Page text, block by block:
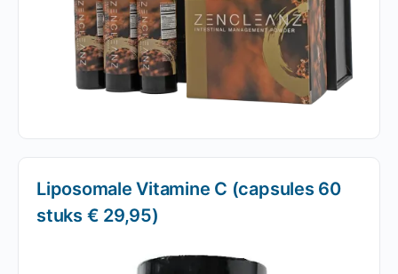
Liposomale Vitamine C (capsules 60
stuks € 29,95)